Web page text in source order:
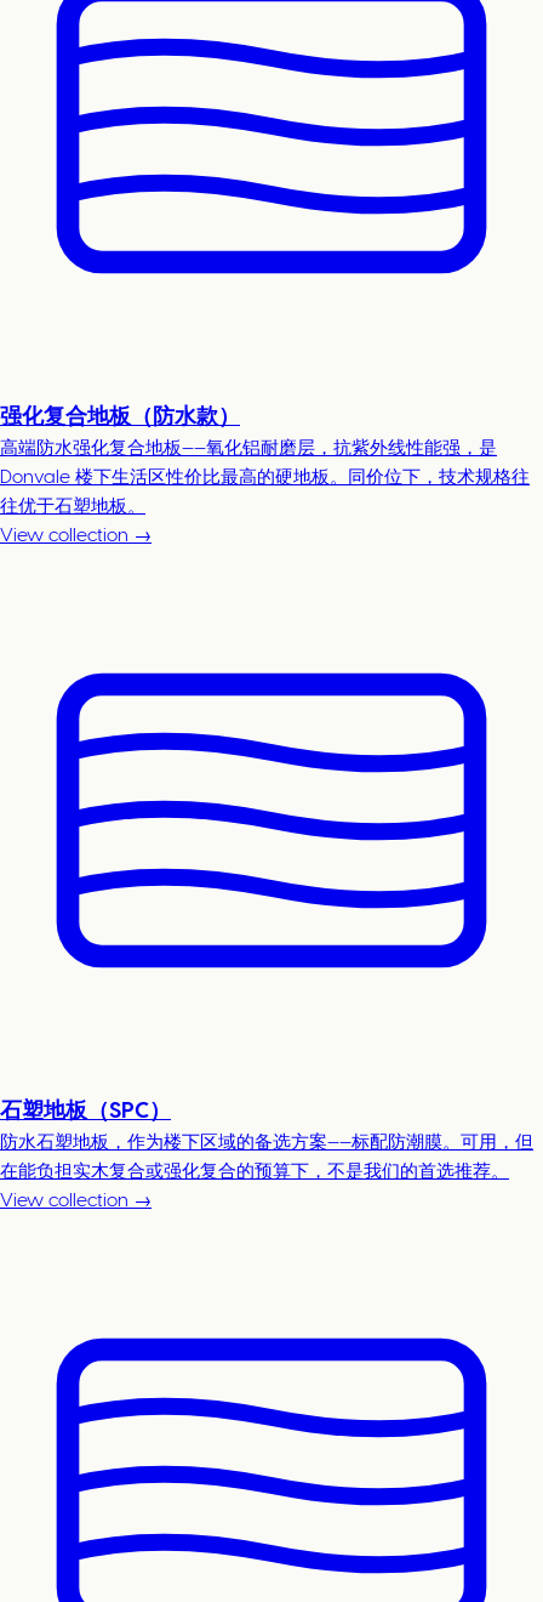
强化复合地板（防水款）
高端防水强化复合地板——氧化铝耐磨层，抗紫外线性能强，是
Donvale 楼下生活区性价比最高的硬地板。同价位下，技术规格往
往优于石塑地板。
View collection →
石塑地板（SPC）
防水石塑地板，作为楼下区域的备选方案——标配防潮膜。可用，但
在能负担实木复合或强化复合的预算下，不是我们的首选推荐。
View collection →